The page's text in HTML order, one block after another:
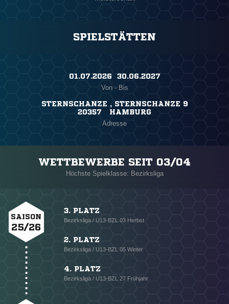
SPIELSTÄTTEN
01.07.2026 ​ 30.06.2027
Von - Bis
STERNSCHANZE , STERNSCHANZE 9
20357 HAMBURG
Adresse
WETTBEWERBE SEIT 03/04
Höchste Spielklasse: Bezirksliga
SAISON
25/26
3. PLATZ
Bezirksliga / U13-BZL 03 Herbst
2. PLATZ
Bezirksliga / U13-BZL 05 Winter
4. PLATZ
Bezirksliga / U13-BZL 27 Frühjahr